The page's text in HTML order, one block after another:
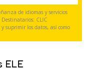
de idiomas y servicios
CLIC
suprimir los datos, así como
ELE